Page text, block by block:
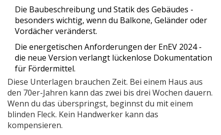
Die Baubeschreibung und Statik des Gebäudes -
besonders wichtig, wenn du Balkone, Geländer oder
Vordächer veränderst.
Die energetischen Anforderungen der EnEV 2024 -
die neue Version verlangt lückenlose Dokumentation
für Fördermittel.
Diese Unterlagen brauchen Zeit. Bei einem Haus aus
den 70er-Jahren kann das zwei bis drei Wochen dauern.
Wenn du das überspringst, beginnst du mit einem
blinden Fleck. Kein Handwerker kann das
kompensieren.